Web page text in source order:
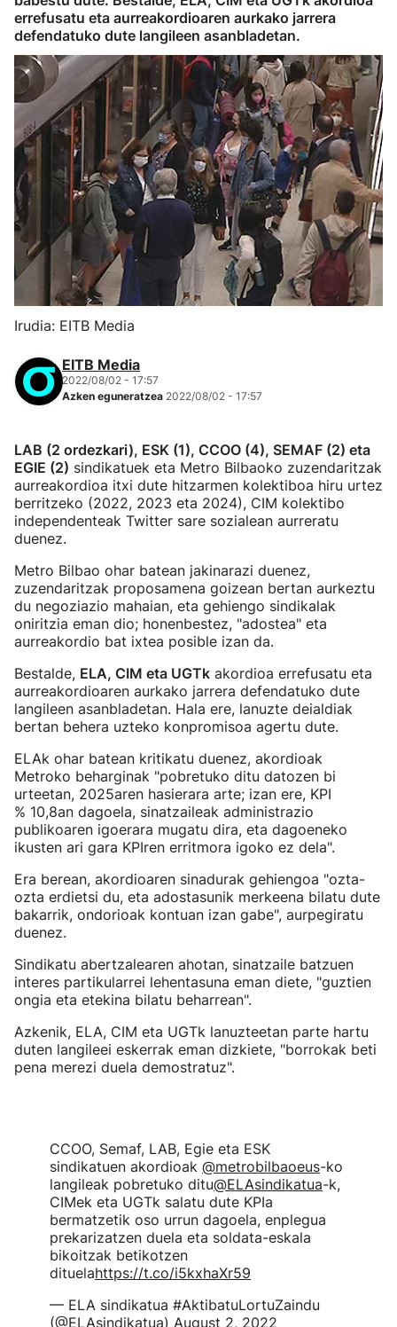
errefusatu eta aurreakordioaren aurkako jarrera
defendatuko dute langileen asanbladetan.
Irudia: EITB Media
EITB Media
2022/08/02 - 17:57
Azken eguneratzea 2022/08/02 - 17:57
LAB (2 ordezkari), ESK (1), CCOO (4), SEMAF (2) eta
EGIE (2) sindikatuek eta Metro Bilbaoko zuzendaritzak
aurreakordioa itxi dute hitzarmen kolektiboa hiru urtez
berritzeko (2022, 2023 eta 2024), CIM kolektibo
independenteak Twitter sare sozialean aurreratu
duenez.
Metro Bilbao ohar batean jakinarazi duenez,
zuzendaritzak proposamena goizean bertan aurkeztu
du negoziazio mahaian, eta gehiengo sindikalak
oniritzia eman dio; honenbestez, "adostea" eta
aurreakordio bat ixtea posible izan da.
Bestalde, ELA, CIM eta UGTk akordioa errefusatu eta
aurreakordioaren aurkako jarrera defendatuko dute
langileen asanbladetan. Hala ere, lanuzte deialdiak
bertan behera uzteko konpromisoa agertu dute.
ELAk ohar batean kritikatu duenez, akordioak
Metroko beharginak "pobretuko ditu datozen bi
urteetan, 2025aren hasierara arte; izan ere, KPI
% 10,8an dagoela, sinatzaileak administrazio
publikoaren igoerara mugatu dira, eta dagoeneko
ikusten ari gara KPIren erritmora igoko ez dela".
Era berean, akordioaren sinadurak gehiengoa "ozta-
ozta erdietsi du, eta adostasunik merkeena bilatu dute
bakarrik, ondorioak kontuan izan gabe", aurpegiratu
duenez.
Sindikatu abertzalearen ahotan, sinatzaile batzuen
interes partikularrei lehentasuna eman diete, "guztien
ongia eta etekina bilatu beharrean".
Azkenik, ELA, CIM eta UGTk lanuzteetan parte hartu
duten langileei eskerrak eman dizkiete, "borrokak beti
pena merezi duela demostratuz".
CCOO, Semaf, LAB, Egie eta ESK
sindikatuen akordioak @metrobilbaoeus-ko
langileak pobretuko ditu@ELAsindikatua-k,
CIMek eta UGTk salatu dute KPIa
bermatzetik oso urrun dagoela, enplegua
prekarizatzen duela eta soldata-eskala
bikoitzak betikotzen
dituelahttps://t.co/i5kxhaXr59
— ELA sindikatua #AktibatuLortuZaindu
(@ELAsindikatua) August 2, 2022